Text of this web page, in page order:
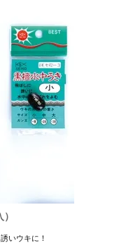
いウキに！